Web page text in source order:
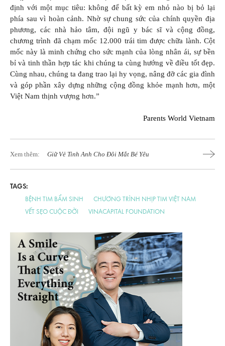
định với một mục tiêu: không để bất kỳ em nhỏ nào bị bỏ lại
phía sau vì hoàn cảnh. Nhờ sự chung sức của chính quyền địa
phương, các nhà hảo tâm, đội ngũ y bác sĩ và cộng đồng,
chương trình đã chạm mốc 12.000 trái tim được chữa lành. Cột
mốc này là minh chứng cho sức mạnh của lòng nhân ái, sự bền
bỉ và tinh thần hợp tác khi chúng ta cùng hướng về điều tốt đẹp.
Cùng nhau, chúng ta đang trao lại hy vọng, nâng đỡ các gia đình
và góp phần xây dựng những cộng đồng khỏe mạnh hơn, một
Việt Nam thịnh vượng hơn.”
Parents World Vietnam
Xem thêm: Giữ Vẻ Tinh Anh Cho Đôi Mắt Bé Yêu
TAGS:
BỆNH TIM BẨM SINH
CHƯƠNG TRÌNH NHỊP TIM VIỆT NAM
VẾT SẸO CUỘC ĐỜI
VINACAPITAL FOUNDATION